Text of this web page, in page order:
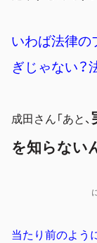
いわば法律の
ぎじゃない？
成田さん「あと、
を知らない
当たり前のよう